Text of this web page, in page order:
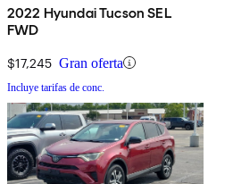
2022 Hyundai Tucson SEL
FWD
$17,245 Gran oferta
Incluye tarifas de conc.